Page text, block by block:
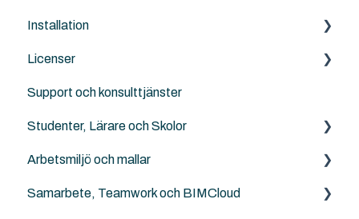
Installation
Archicad
BIMcloud
Nordic Tools
Solibri
ArchiTerra
Licenser
Archicad
Archicad Cloud licenser
GSID
BIMcloud
Support och konsulttjänster
Studenter, Lärare och Skolor
Archicad BIM för elever, lärare och skolor
Landskapsarkitekter, kartor och terräng
Arbetsmiljö och mallar
NordicTools template
Samarbete, Teamwork och BIMCloud